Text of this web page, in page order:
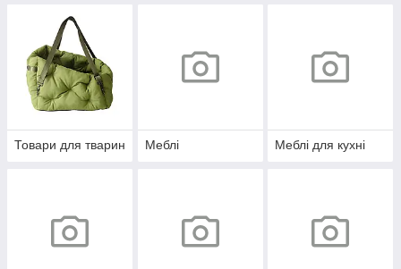
Товари для тварин Меблі Меблі для кухні